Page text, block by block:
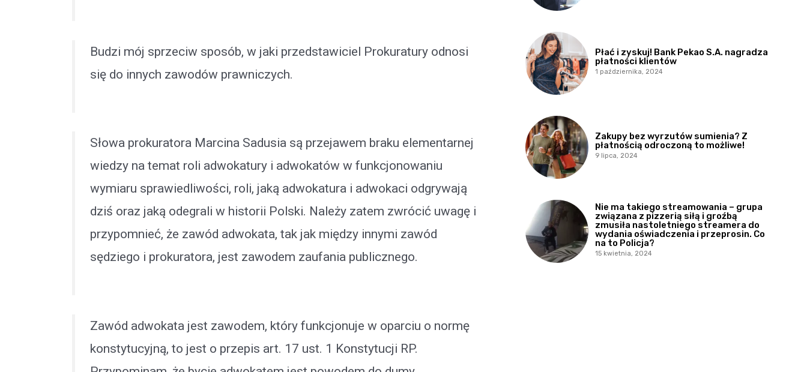
Budzi mój sprzeciw sposób, w jaki przedstawiciel Prokuratury odnosi
się do innych zawodów prawniczych.
Słowa prokuratora Marcina Sadusia są przejawem braku elementarnej
wiedzy na temat roli adwokatury i adwokatów w funkcjonowaniu
wymiaru sprawiedliwości, roli, jaką adwokatura i adwokaci odgrywają
dziś oraz jaką odegrali w historii Polski. Należy zatem zwrócić uwagę i
przypomnieć, że zawód adwokata, tak jak między innymi zawód
sędziego i prokuratora, jest zawodem zaufania publicznego.
Zawód adwokata jest zawodem, który funkcjonuje w oparciu o normę
konstytucyjną, to jest o przepis art. 17 ust. 1 Konstytucji RP.
Płać i zyskuj! Bank Pekao S.A. nagradza
płatności klientów
1 października, 2024
Zakupy bez wyrzutów sumienia? Z
płatnością odroczoną to możliwe!
9 lipca, 2024
Nie ma takiego streamowania – grupa
związana z pizzerią siłą i groźbą
zmusiła nastoletniego streamera do
wydania oświadczenia i przeprosin. Co
na to Policja?
15 kwietnia, 2024